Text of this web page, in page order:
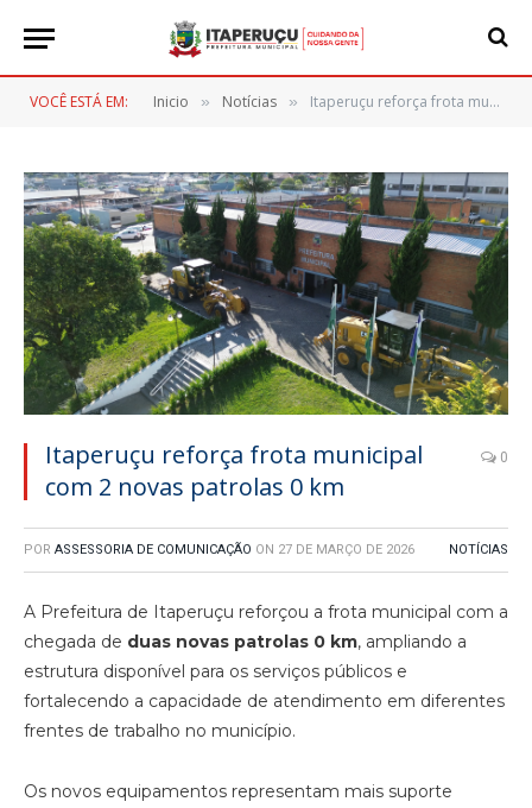
VOCÊ ESTÁ EM: Inicio » Notícias » Itaperuçu reforça frota municipal com 2 novas patrolas 0 km
Itaperuçu reforça frota municipal
com 2 novas patrolas 0 km
0
POR ASSESSORIA DE COMUNICAÇÃO ON 27 DE MARÇO DE 2026 NOTÍCIAS
A Prefeitura de Itaperuçu reforçou a frota municipal com a
chegada de duas novas patrolas 0 km, ampliando a
estrutura disponível para os serviços públicos e
fortalecendo a capacidade de atendimento em diferentes
frentes de trabalho no município.
Os novos equipamentos representam mais suporte